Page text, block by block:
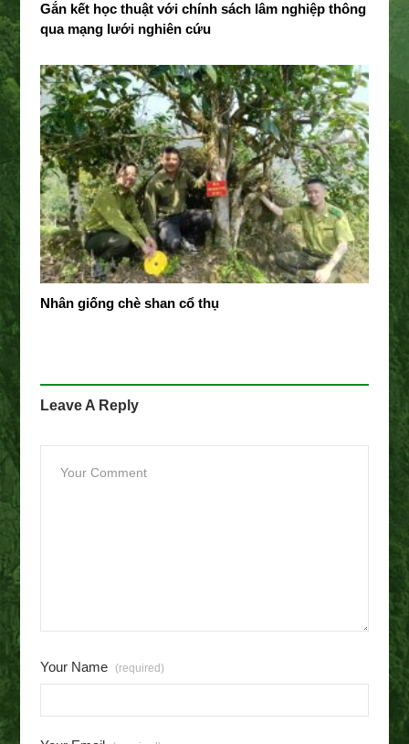
Gắn kết học thuật với chính sách lâm nghiệp thông
qua mạng lưới nghiên cứu
Nhân giống chè shan cổ thụ
Leave A Reply
Your Name (required)